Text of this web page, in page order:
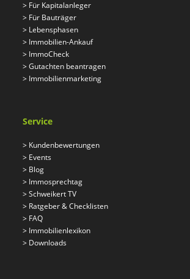
> Für Kapitalanleger
> Für Bauträger
> Lebensphasen
> Immobilien-Ankauf
> ImmoCheck
>Gutachten beantragen
> Immobilienmarketing
Service
> Kundenbewertungen
> Events
> Blog
> Immosprechtag
>Schweikert TV
> Ratgeber & Checklisten
> FAQ
> Immobilienlexikon
> Downloads